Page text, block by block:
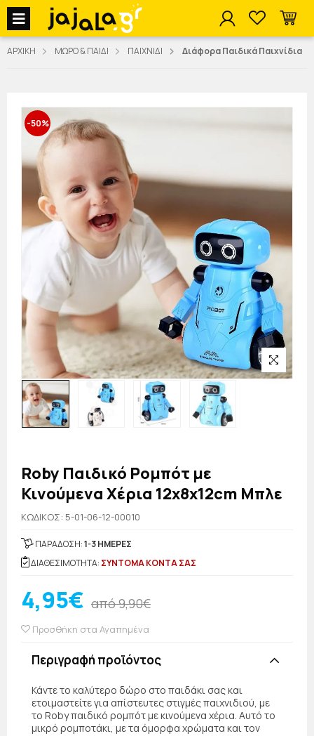
jajala Menu
ΑΡΧΙΚΗ ΜΩΡΟ & ΠΑΙΔΙ ΠΑΙΧΝΙΔΙ Διάφορα Παιδικά Παιχνίδια
-50%
Roby Παιδικό Ρομπότ με
Κινούμενα Χέρια 12x8x12cm Μπλε
KΩΔΙΚΟΣ: 5-01-06-12-00010
ΠΑΡΑΔΟΣΗ:1-3 ΗΜΕΡΕΣ
ΔΙΑΘΕΣΙΜΟΤΗΤΑ: ΣΥΝΤΟΜΑ ΚΟΝΤΑ ΣΑΣ
4,95€ από 9,90€
Προσθήκη στα Αγαπημένα
Περιγραφή προϊόντος
Κάντε το καλύτερο δώρο στο παιδάκι σας και
ετοιμαστείτε για απίστευτες στιγμές παιχνιδιού, με
το Roby παιδικό ρομπότ με κινούμενα χέρια. Αυτό το
μικρό ρομποτάκι, με τα όμορφα χρώματα και τον